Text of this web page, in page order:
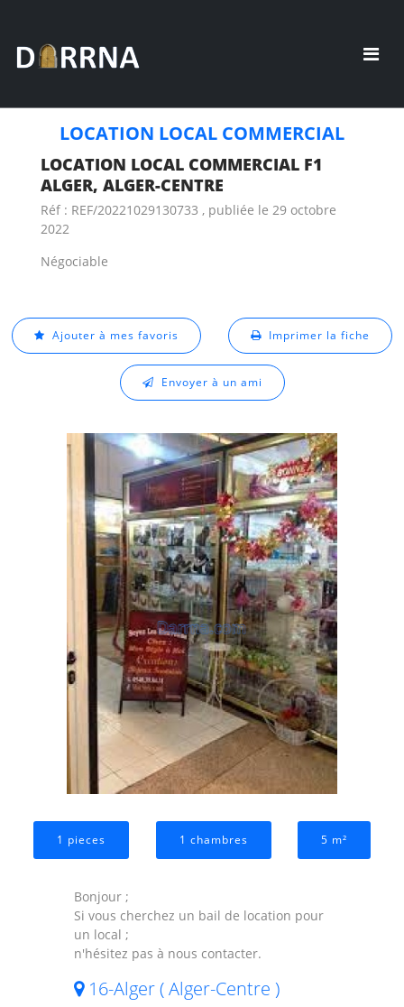
LOCATION LOCAL COMMERCIAL
LOCATION LOCAL COMMERCIAL F1
ALGER, ALGER-CENTRE
Réf : REF/20221029130733 , publiée le 29 octobre
2022
Négociable
Ajouter à mes favoris Imprimer la fiche
Envoyer à un ami
1 pieces 1 chambres 5 m²
Bonjour ;
Si vous cherchez un bail de location pour
un local ;
n'hésitez pas à nous contacter.
16-Alger ( Alger-Centre )